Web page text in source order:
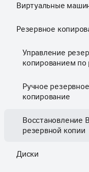
Виртуальные
Резервное
Управление
копированием по
Ручное резервное
копирование
Восстановление
резервной копии
Диски